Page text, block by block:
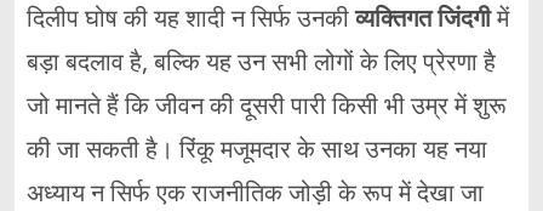
दिलीप घोष की यह शादी न सिर्फ उनकीव्यक्तिगत जिंदगीमें
बड़ा बदलाव है, बल्कि यह उन सभी लोगों के लिए प्रेरणा है
जो मानते हैं कि जीवन की दूसरी पारी किसी भी उम्र में शुरू
की जा सकती है। रिंकू मजूमदार के साथ उनका यह नया
अध्याय न सिर्फ एक राजनीतिक जोड़ी के रूप में देखा जा